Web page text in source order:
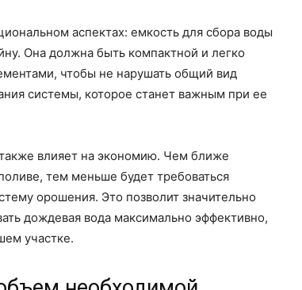
аспектах: емкость для сбора воды
Она должна быть компактной и легко
чтобы не нарушать общий вид
системы, которое станет важным при ее
влияет на экономию. Чем ближе
тем меньше будет требоваться
орошения. Это позволит значительно
дождевая вода максимально эффективно,
участке.